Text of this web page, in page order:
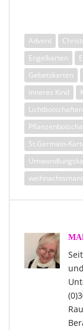
Advent
Engelkarten
Gebetskarten
inneres Kind
Lichtbotschaften
St.Germain-